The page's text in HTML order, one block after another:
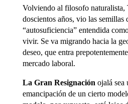
Volviendo al filosofo naturalista,
doscientos años, vio las semillas
“autosuficiencia” entendida
vivir. Se va migrando hacia la
deseo, que entra
mercado laboral.
La Gran Resignación ojalá sea
emancipación de un cierto